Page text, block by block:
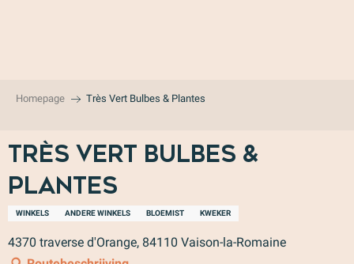
Homepage Très Vert Bulbes & Plantes
Très Vert Bulbes &
Plantes
WINKELS ANDERE WINKELS BLOEMIST KWEKER
4370 traverse d'Orange, 84110 Vaison-la-Romaine